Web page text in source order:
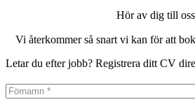
Hör av dig till
Vi återkommer så snart vi kan för att
Letar du efter jobb? Registrera ditt CV